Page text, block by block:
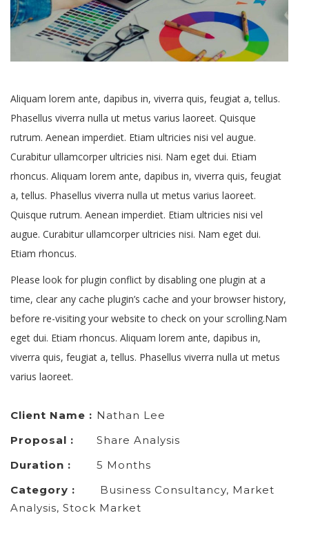
Aliquam lorem ante, dapibus in, viverra quis, feugiat a, tellus.
Phasellus viverra nulla ut metus varius laoreet. Quisque
rutrum. Aenean imperdiet. Etiam ultricies nisi vel augue.
Curabitur ullamcorper ultricies nisi. Nam eget dui. Etiam
rhoncus. Aliquam lorem ante, dapibus in, viverra quis, feugiat
a, tellus. Phasellus viverra nulla ut metus varius laoreet.
Quisque rutrum. Aenean imperdiet. Etiam ultricies nisi vel
augue. Curabitur ullamcorper ultricies nisi. Nam eget dui.
Etiam rhoncus.
Please look for plugin conflict by disabling one plugin at a
time, clear any cache plugin’s cache and your browser history,
before re-visiting your website to check on your scrolling.Nam
eget dui. Etiam rhoncus. Aliquam lorem ante, dapibus in,
viverra quis, feugiat a, tellus. Phasellus viverra nulla ut metus
varius laoreet.
Client Name : Nathan Lee
Proposal :
Share Analysis
Duration :
5 Months
Category :
Business Consultancy, Market
Analysis, Stock Market